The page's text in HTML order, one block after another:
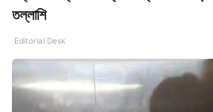
তল্লাশি
Editorial Desk